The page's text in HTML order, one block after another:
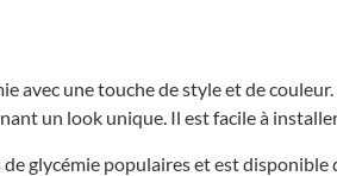
avec une touche de style et de
un look unique. Il est facile à
glycémie populaires et est